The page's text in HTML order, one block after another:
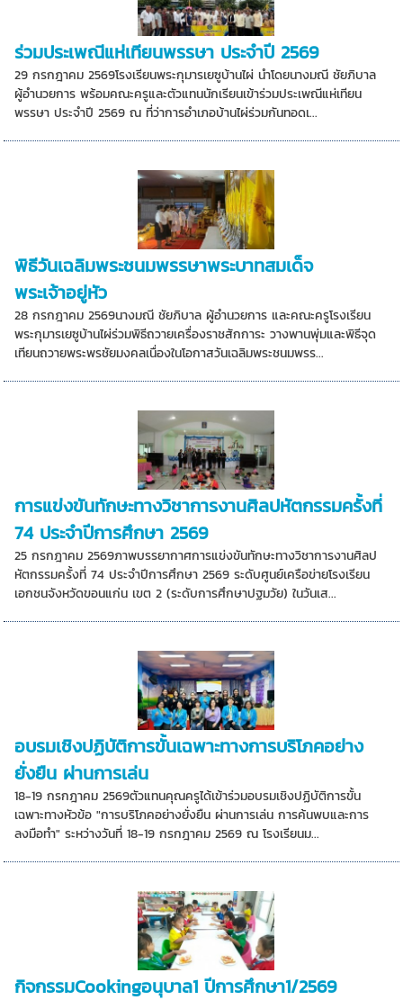
ร่วมประเพณีแห่เทียนพรรษา ประจำปี 2569
29 กรกฎาคม 2569โรงเรียนพระกุมารเยซูบ้านไผ่ นำโดยนางมณี ชัยภิบาล
ผู้อำนวยการ พร้อมคณะครูและตัวแทนนักเรียนเข้าร่วมประเพณีแห่เทียน
พรรษา ประจำปี 2569 ณ ที่ว่าการอำเภอบ้านไผ่ร่วมกันทอดเ...
พิธีวันเฉลิมพระชนมพรรษาพระบาทสมเด็จ
พระเจ้าอยู่หัว
28 กรกฎาคม 2569นางมณี ชัยภิบาล ผู้อำนวยการ และคณะครูโรงเรียน
พระกุมารเยซูบ้านไผ่ร่วมพิธีถวายเครื่องราชสักการะ วางพานพุ่มและพิธีจุด
เทียนถวายพระพรชัยมงคลเนื่องในโอกาสวันเฉลิมพระชนมพรร...
การแข่งขันทักษะทางวิชาการงานศิลปหัตกรรมครั้งที่
74 ประจำปีการศึกษา 2569
25 กรกฎาคม 2569ภาพบรรยากาศการแข่งขันทักษะทางวิชาการงานศิลป
หัตกรรมครั้งที่ 74 ประจำปีการศึกษา 2569 ระดับศูนย์เครือข่ายโรงเรียน
เอกชนจังหวัดขอนแก่น เขต 2 (ระดับการศึกษาปฐมวัย) ในวันเส...
อบรมเชิงปฏิบัติการขั้นเฉพาะทางการบริโภคอย่าง
ยั่งยืน ผ่านการเล่น
18-19 กรกฎาคม 2569ตัวแทนคุณครูได้เข้าร่วมอบรมเชิงปฏิบัติการขั้น
เฉพาะทางหัวข้อ "การบริโภคอย่างยั่งยืน ผ่านการเล่น การค้นพบและการ
ลงมือทำ" ระหว่างวันที่ 18-19 กรกฎาคม 2569 ณ โรงเรียนม...
กิจกรรมCookingอนุบาล1 ปีการศึกษา1/2569